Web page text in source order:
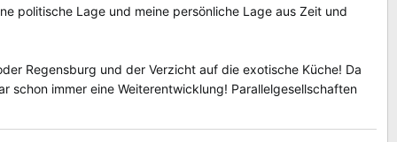
politische Lage und meine persönliche Lage aus Zeit und
Regensburg und der Verzicht auf die exotische Küche! Da
schon immer eine Weiterentwicklung! Parallelgesellschaften